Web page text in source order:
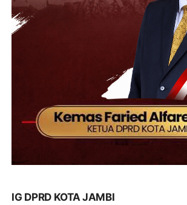
IG DPRD KOTA JAMBI